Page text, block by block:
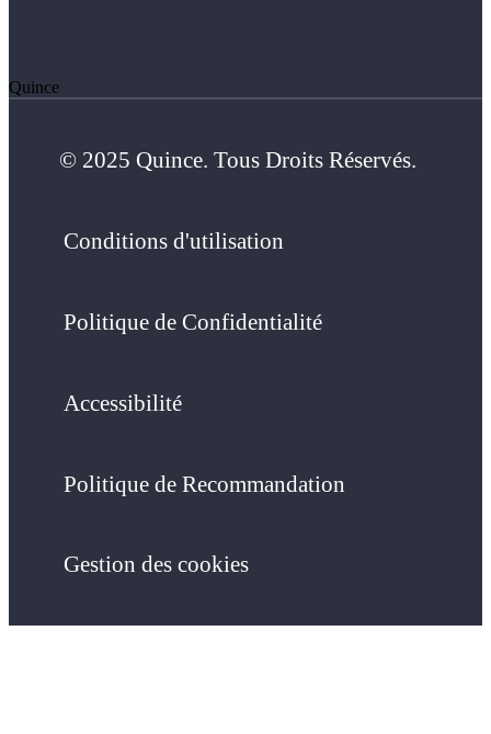
Quince
© 2025 Quince. Tous Droits Réservés.
Conditions d'utilisation
Politique de Confidentialité
Accessibilité
Politique de Recommandation
Gestion des cookies